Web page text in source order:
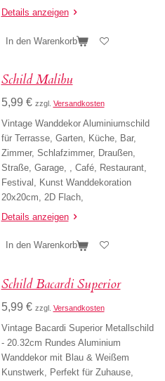
Details anzeigen
In den Warenkorb
Schild Malibu
5,99 € zzgl. Versandkosten
Vintage Wanddekor Aluminiumschild
für Terrasse, Garten, Küche, Bar,
Zimmer, Schlafzimmer, Draußen,
Straße, Garage, , Café, Restaurant,
Festival, Kunst Wanddekoration
20x20cm, 2D Flach,
Details anzeigen
In den Warenkorb
Schild Bacardi Superior
5,99 € zzgl. Versandkosten
Vintage Bacardi Superior Metallschild
- 20.32cm Rundes Aluminium
Wanddekor mit Blau & Weißem
Kunstwerk, Perfekt für Zuhause,